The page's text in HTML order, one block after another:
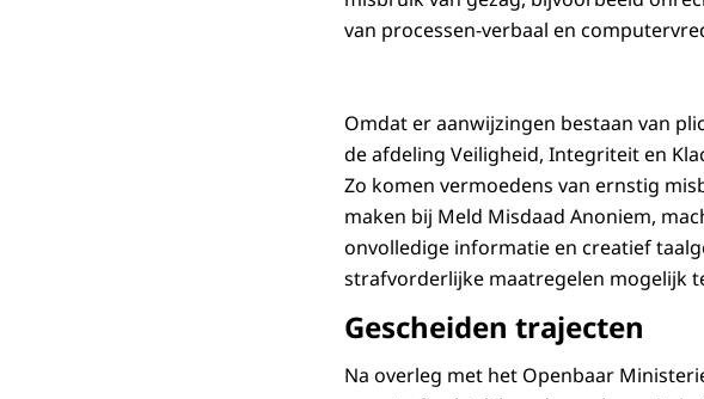
van processen-verbaal en
Omdat er aanwijzingen bestaan van
de afdeling Veiligheid, Integriteit en
Zo komen vermoedens van ernstig
maken bij Meld Misdaad Anoniem,
onvolledige informatie en creatief
strafvorderlijke maatregelen mogelijk
Gescheiden trajecten
Na overleg met het Openbaar